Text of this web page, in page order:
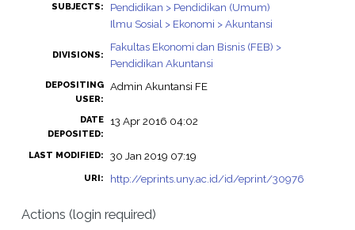
SUBJECTS:
Pendidikan > Pendidikan (Umum)
Ilmu Sosial > Ekonomi > Akuntansi
DIVISIONS:
Fakultas Ekonomi dan Bisnis (FEB) >
Pendidikan Akuntansi
DEPOSITING
USER:
Admin Akuntansi FE
DATE
DEPOSITED:
13 Apr 2016 04:02
LAST MODIFIED: 30 Jan 2019 07:19
URI: http://eprints.uny.ac.id/id/eprint/30976
Actions (login required)